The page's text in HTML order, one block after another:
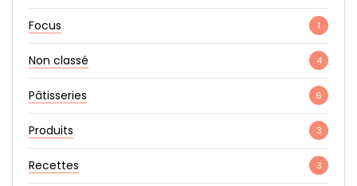
Focus 1
Non classé 4
Pâtisseries 6
Produits 3
Recettes 3